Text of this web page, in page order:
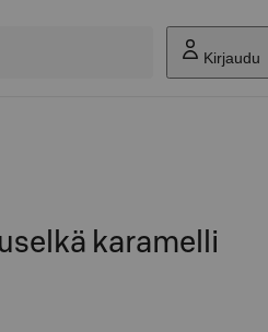
Kirjaudu
karamelli